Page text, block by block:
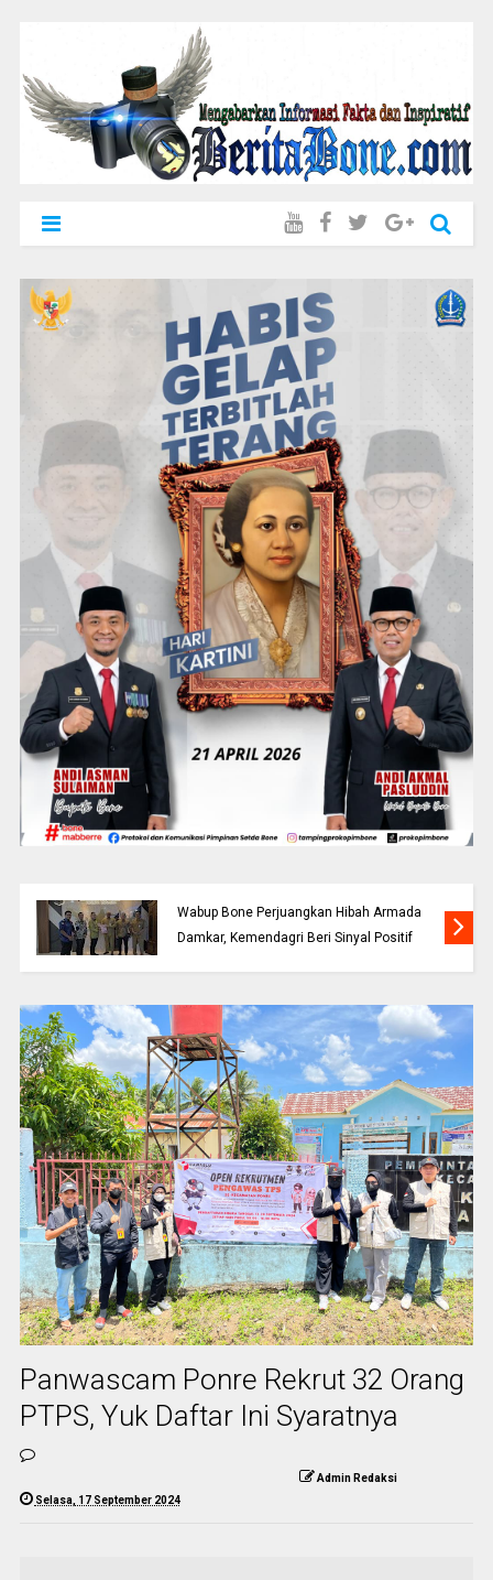
Wabup Bone Perjuangkan Hibah Armada
Damkar, Kemendagri Beri Sinyal Positif
Panwascam Ponre Rekrut 32 Orang
PTPS, Yuk Daftar Ini Syaratnya
Admin Redaksi
Selasa, 17 September 2024